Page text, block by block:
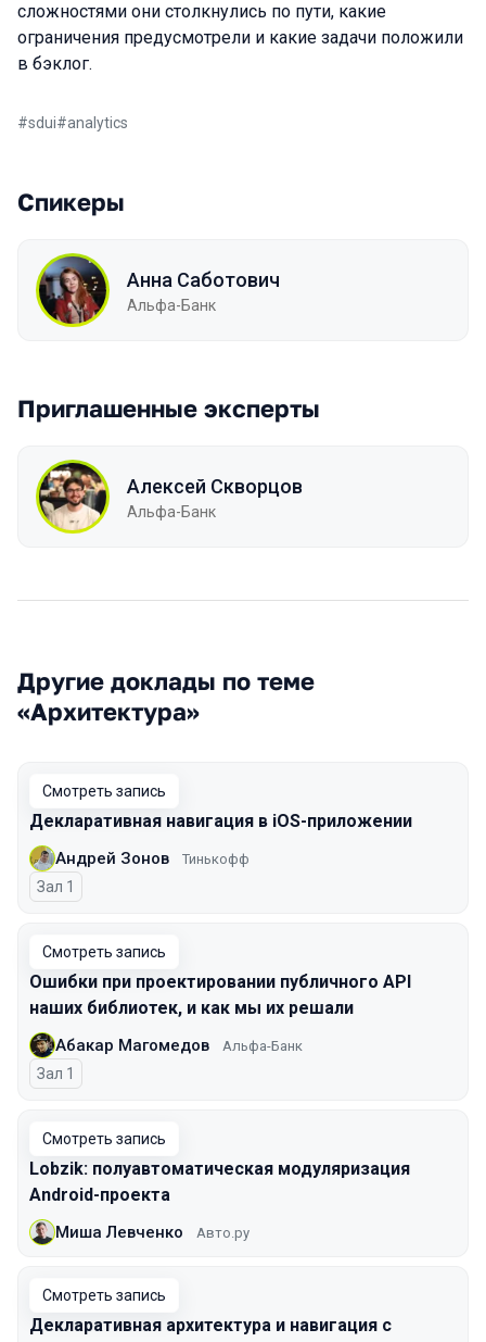
сложностями они столкнулись по пути, какие
ограничения предусмотрели и какие задачи положили
в бэклог.
#sdui#analytics
Спикеры
Анна Саботович
Альфа-Банк
Приглашенные эксперты
Алексей Скворцов
Альфа-Банк
Другие доклады по теме
«Архитектура»
Смотреть запись
Декларативная навигация в iOS-приложении
Андрей Зонов Тинькофф
Зал 1
Смотреть запись
Ошибки при проектировании публичного API
наших библиотек, и как мы их решали
Абакар Магомедов Альфа-Банк
Зал 1
Смотреть запись
Lobzik: полуавтоматическая модуляризация
Android-проекта
Миша Левченко Авто.ру
Смотреть запись
Декларативная архитектура и навигация с